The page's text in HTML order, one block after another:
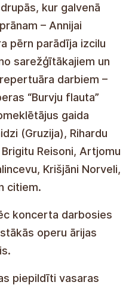
kur galvenā
– Annijai
pērn parādīja izcilu
sarežģītākajiem un
darbiem –
“Burvju flauta”
gaida
(Gruzija), Rihardu
Reisoni, Artjomu
Krišjāni Norveli,
citiem.
koncerta darbosies
operu ārijas
piepildīti vasaras